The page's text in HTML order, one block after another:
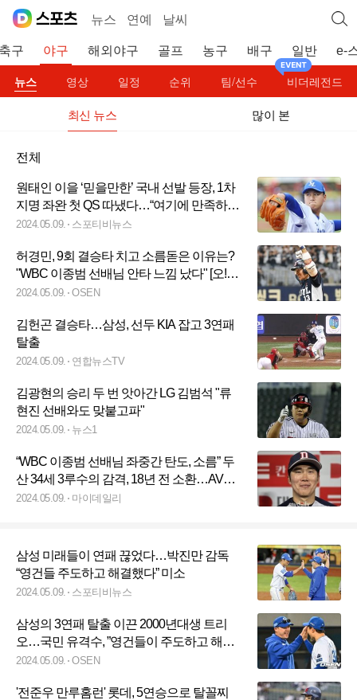
뉴스 연예 날씨
구 야구 해외야구 골프 농구 배구 일반 e-
뉴스 영상 일정 순위 팀/선수 비더레전드
최신 뉴스 많이 본
전체
원태인 이을 ‘믿을만한’ 국내 선발 등장, 1차
지명 좌완 첫 QS 따냈다…“여기에 만족하지
않겠다”
2024.05.09. 스포티비뉴스
허경민, 9회 결승타 치고 소름돋은 이유는?
"WBC 이종범 선배님 안타 느낌 났다" [오!쎈
고척]
2024.05.09. OSEN
김헌곤 결승타…삼성, 선두 KIA 잡고 3연패
탈출
2024.05.09. 연합뉴스TV
김광현의 승리 두 번 앗아간 LG 김범석 "류
현진 선배와도 맞붙고파"
2024.05.09. 뉴스1
“WBC 이종범 선배님 좌중간 탄도, 소름” 두
산 34세 3루수의 감격, 18년 전 소환…AVG
0.353인데 ‘이건 처음’[MD고척]
2024.05.09. 마이데일리
삼성 미래들이 연패 끊었다…박진만 감독
“영건들 주도하고 해결했다” 미소
2024.05.09. 스포티비뉴스
삼성의 3연패 탈출 이끈 2000년대생 트리
오…국민 유격수, ”영건들이 주도하고 해결
한 경기” 찬사 [오!쎈 대구]
2024.05.09. OSEN
'전준우 만루홈런' 롯데, 5연승으로 탈꼴찌